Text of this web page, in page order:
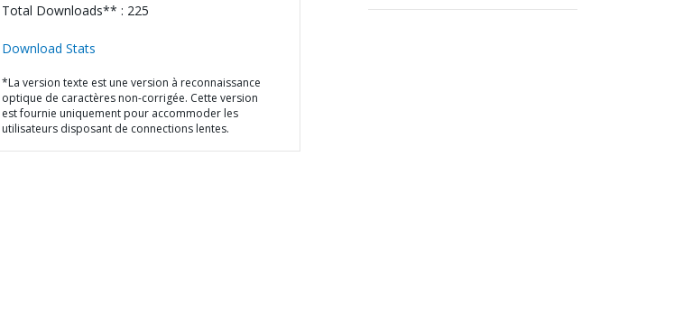
Total Downloads** : 225
Download Stats
*La version texte est une version à reconnaissance
optique de caractères non-corrigée. Cette version
est fournie uniquement pour accommoder les
utilisateurs disposant de connections lentes.